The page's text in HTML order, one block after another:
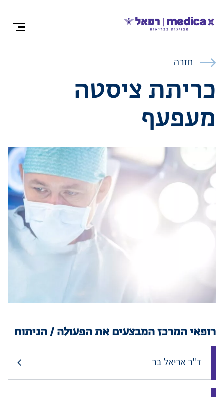
צרו
התמחויות
ניתוחים
רופאים
מידע
קריירה
כניסת
חזרה
כריתת ציסטה
מעפעף
רופאי המרכז המבצעים את הפעולה / הניתוח
ד"ר אריאל בר